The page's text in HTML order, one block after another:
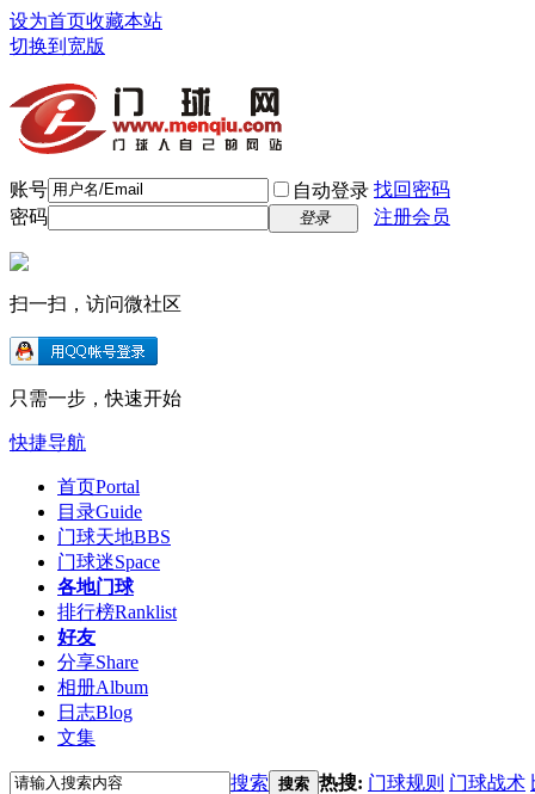
设为首页收藏本站
切换到宽版
账号 自动登录 找回密码
密码
登录 注册会员
扫一扫，访问微社区
只需一步，快速开始
快捷导航
首页Portal
目录Guide
门球天地BBS
门球迷Space
各地门球
排行榜Ranklist
好友
分享Share
相册Album
日志Blog
文集
搜索 搜索 热搜: 门球规则 门球战术